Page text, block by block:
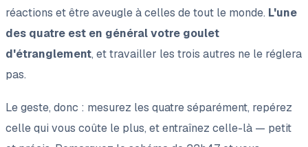
réactions et être aveugle à celles de tout le monde. L'une
des quatre est en général votre goulet
d'étranglement, et travailler les trois autres ne le réglera
pas.
Le geste, donc : mesurez les quatre séparément, repérez
celle qui vous coûte le plus, et entraînez celle-là — petit